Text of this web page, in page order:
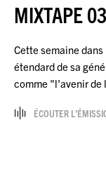
MIXTAPE
Cette semaine
étendard de sa
comme "l'avenir de
ÉCOUTER